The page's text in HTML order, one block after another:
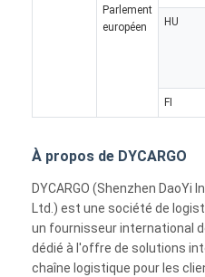
Parlement
européen
HU
FI
À propos de DYCARGO
DYCARGO (Shenzhen DaoYi
Ltd.) est une société de
un fournisseur international
dédié à l'offre de solutions
chaîne logistique pour les